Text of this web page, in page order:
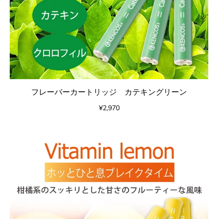
¥2,970
フレーバーカートリッジ カテキングリーン